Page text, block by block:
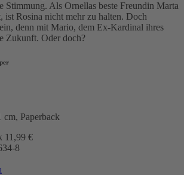
Stimmung. Als Ornellas beste Freundin Marta
ist Rosina nicht mehr zu halten. Doch
denn mit Mario, dem Ex-Kardinal ihres
Zukunft. Oder doch?
cm, Paperback
11,99 €
8